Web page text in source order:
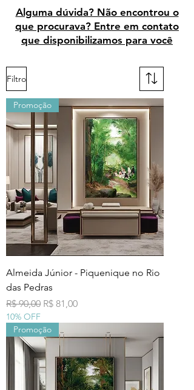
Alguma dúvida? Não encontrou o
que procurava? Entre em contato
que disponibilizamos para você
Filtro
Promoção
Almeida Júnior - Piquenique no Rio
das Pedras
Preço normal
R$ 90,00 Preço promocional
R$ 81,00
10% OFF
Promoção